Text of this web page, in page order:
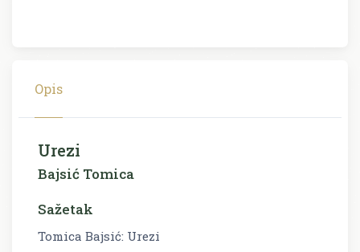
Opis
Urezi
Bajsić Tomica
Sažetak
Tomica Bajsić: Urezi